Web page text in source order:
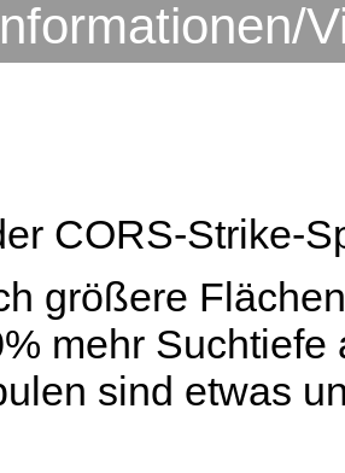
CORS-Strike-
größere
mehr
sind etwas